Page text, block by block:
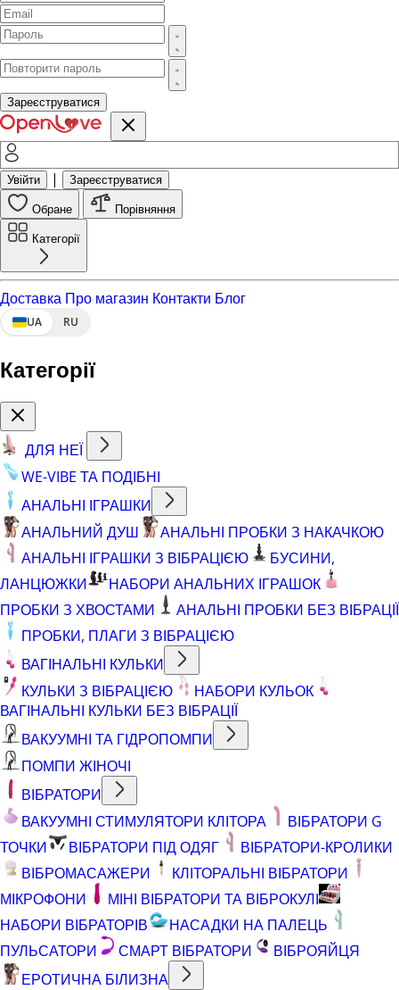
Зареєструватися
Увійти | Зареєструватися
Обране Порівняння
Категорії
Доставка Про магазин Контакти Блог
UA RU
Категорії
ДЛЯ НЕЇ
WE-VIBE ТА ПОДІБНІ
АНАЛЬНІ ІГРАШКИ
АНАЛЬНИЙ ДУШ
АНАЛЬНІ ПРОБКИ З НАКАЧКОЮ
АНАЛЬНІ ІГРАШКИ З ВІБРАЦІЄЮ
БУСИНИ,
ЛАНЦЮЖКИ
НАБОРИ АНАЛЬНИХ ІГРАШОК
ПРОБКИ З ХВОСТАМИ
АНАЛЬНІ ПРОБКИ БЕЗ ВІБРАЦІЇ
ПРОБКИ, ПЛАГИ З ВІБРАЦІЄЮ
ВАГІНАЛЬНІ КУЛЬКИ
КУЛЬКИ З ВІБРАЦІЄЮ
НАБОРИ КУЛЬОК
ВАГІНАЛЬНІ КУЛЬКИ БЕЗ ВІБРАЦІЇ
ВАКУУМНІ ТА ГІДРОПОМПИ
ПОМПИ ЖІНОЧІ
ВІБРАТОРИ
ВАКУУМНІ СТИМУЛЯТОРИ КЛІТОРА
ВІБРАТОРИ G
ТОЧКИ
ВІБРАТОРИ ПІД ОДЯГ
ВІБРАТОРИ-КРОЛИКИ
ВІБРОМАСАЖЕРИ
КЛІТОРАЛЬНІ ВІБРАТОРИ
МІКРОФОНИ
МІНІ ВІБРАТОРИ ТА ВІБРОКУЛІ
НАБОРИ ВІБРАТОРІВ
НАСАДКИ НА ПАЛЕЦЬ
ПУЛЬСАТОРИ
СМАРТ ВІБРАТОРИ
ВІБРОЯЙЦЯ
ЕРОТИЧНА БІЛИЗНА